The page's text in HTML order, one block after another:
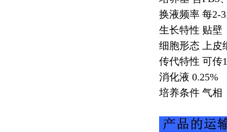
换液频率 每2-3
生长特性 贴壁
细胞形态 上皮
传代特性 可传
消化液 0.25%
培养条件 气相